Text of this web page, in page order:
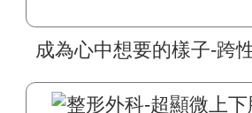
成為心中想要的樣子-跨